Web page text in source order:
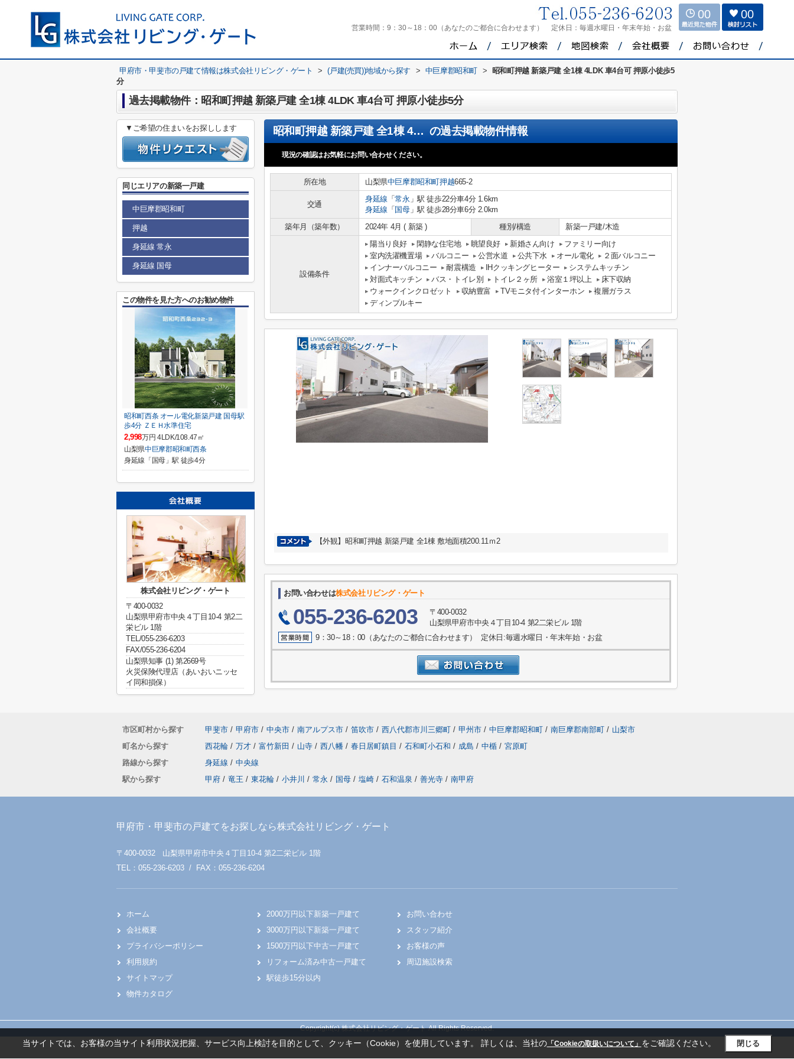
営業時間： 9：30～18：00（あなたのご都合に合わせます） 定休日： 毎週水曜日・年末年始・お盆
00 00
甲府市・甲斐市の戸建て情報は株式会社リビング・ゲート > (戸建(売買))地域から探す > 中巨摩郡昭和町 >
昭和町押越 新築戸建 全1棟 4LDK 車4台可 押原小徒歩5
分
過去掲載物件：昭和町押越 新築戸建 全1棟 4LDK 車4台可 押原小徒歩5分
昭和町押越 新築戸建 全1棟 4LDK 車4台可 押原小徒歩5分 の過去掲載物件情報
現況の確認はお気軽にお問い合わせください。
所在地 山梨県中巨摩郡昭和町押越665-2
交通
身延線 「常永 」駅 徒歩22分車4分 1.6km
身延線 「 国母」駅 徒歩28分車6分 2.0km
築年月（築年数）
2024年 4月 ( 新築 ) 種別/構造 新築一戸建/木造
設備条件
陽当り良好 閑静な住宅地 眺望良好 新婚さん向け
ファミリー向け
室内洗濯機置場
バルコニー 公営水道 公共下水 オール電化
２面バルコニー
インナーバルコニー
耐震構造 IHクッキングヒーター
システムキッチン
対面式キッチン
バス・トイレ別 トイレ２ヶ所 浴室１坪以上
床下収納
ウォークインクロゼット
収納豊富 TVモニタ付インターホン
複層ガラス
ディンプルキー
【外観】昭和町押越 新築戸建 全1棟 敷地面積200.11ｍ2
お問い合わせは株式会社リビング・ゲート
055-236-6203
〒400-0032
山梨県甲府市中央４丁目10-4 第2二栄ビル 1階
9：30～18：00（あなたのご都合に合わせます） 定休日:毎週水曜日・年末年始・お盆
▼ご希望の住まいをお探しします
同じエリアの新築一戸建
中巨摩郡昭和町
押越
身延線 常永
身延線 国母
この物件を見た方へのお勧め物件
昭和町西条 オール電化新築戸建 国母駅
歩4分 ＺＥＨ水準住宅
2,998万円 4LDK/108.47㎡
山梨県中巨摩郡昭和町西条
身延線「国母」駅 徒歩4分
株式会社リビング・ゲート
〒400-0032
山梨県甲府市中央４丁目10-4 第2二
栄ビル 1階
TEL/055-236-6203
FAX/055-236-6204
山梨県知事 (1) 第2669号
火災保険代理店（あいおいニッセ
イ同和損保）
市区町村から探す 甲斐市 / 甲府市 / 中央市 / 南アルプス市 / 笛吹市 / 西八代郡市川三郷町 / 甲州市 / 中巨摩郡昭和町 / 南巨摩郡南部町 / 山梨市
町名から探す
西花輪 / 万才 / 富竹新田 / 山寺 / 西八幡 / 春日居町鎮目 / 石和町小石和 / 成島 / 中楯 / 宮原町
路線から探す
身延線 / 中央線
駅から探す
甲府 / 竜王 / 東花輪 / 小井川 / 常永 / 国母 / 塩崎 / 石和温泉 / 善光寺 / 南甲府
甲府市・甲斐市の戸建てをお探しなら株式会社リビング・ゲート
〒400-0032 山梨県甲府市中央４丁目10-4 第2二栄ビル 1階
TEL：055-236-6203 / FAX：055-236-6204
ホーム
会社概要
プライバシーポリシー
利用規約
サイトマップ
物件カタログ
2000万円以下新築一戸建て
3000万円以下新築一戸建て
1500万円以下中古一戸建て
リフォーム済み中古一戸建て
駅徒歩15分以内
お問い合わせ
スタッフ紹介
お客様の声
周辺施設検索
Copyright(c) 株式会社リビング・ゲート All Rights Reserved.
当サイトでは、お客様の当サイト利用状況把握、サービス向上検討を目的として、クッキー（Cookie）を使用しています。 詳しくは、当社の「Cookieの取扱いについて」 をご確認ください。 閉じる